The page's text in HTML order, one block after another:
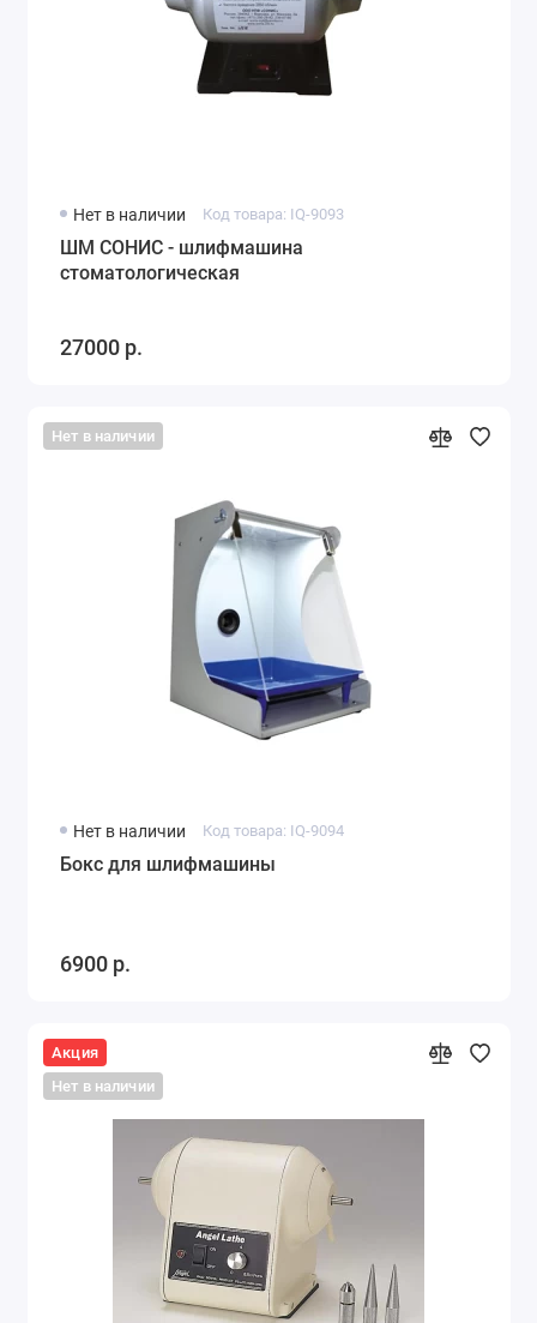
Нет в наличии Код товара: IQ-9093
ШМ СОНИС - шлифмашина
стоматологическая
27000 р.
Нет в наличии
Нет в наличии Код товара: IQ-9094
Бокс для шлифмашины
6900 р.
Акция
Нет в наличии